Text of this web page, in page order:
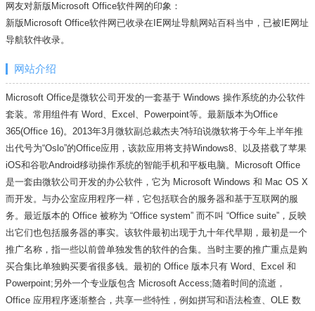
网友对新版Microsoft Office软件网的印象：
新版Microsoft Office软件网已收录在IE网址导航网站百科当中，已被IE网址
导航软件收录。
网站介绍
Microsoft Office是微软公司开发的一套基于 Windows 操作系统的办公软件
套装。常用组件有 Word、Excel、Powerpoint等。最新版本为Office
365(Office 16)。2013年3月微软副总裁杰夫?特珀说微软将于今年上半年推
出代号为“Oslo”的Office应用，该款应用将支持Windows8、以及搭载了苹果
iOS和谷歌Android移动操作系统的智能手机和平板电脑。Microsoft Office
是一套由微软公司开发的办公软件，它为 Microsoft Windows 和 Mac OS X
而开发。与办公室应用程序一样，它包括联合的服务器和基于互联网的服
务。最近版本的 Office 被称为 “Office system” 而不叫 “Office suite”，反映
出它们也包括服务器的事实。该软件最初出现于九十年代早期，最初是一个
推广名称，指一些以前曾单独发售的软件的合集。当时主要的推广重点是购
买合集比单独购买要省很多钱。最初的 Office 版本只有 Word、Excel 和
Powerpoint;另外一个专业版包含 Microsoft Access;随着时间的流逝，
Office 应用程序逐渐整合，共享一些特性，例如拼写和语法检查、OLE 数